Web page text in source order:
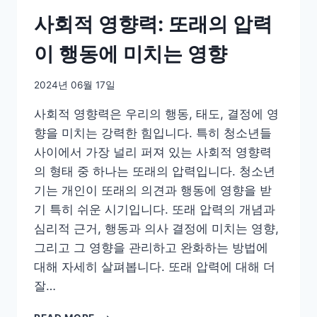
사회적 영향력: 또래의 압력
이 행동에 미치는 영향
2024년 06월 17일
사회적 영향력은 우리의 행동, 태도, 결정에 영
향을 미치는 강력한 힘입니다. 특히 청소년들
사이에서 가장 널리 퍼져 있는 사회적 영향력
의 형태 중 하나는 또래의 압력입니다. 청소년
기는 개인이 또래의 의견과 행동에 영향을 받
기 특히 쉬운 시기입니다. 또래 압력의 개념과
심리적 근거, 행동과 의사 결정에 미치는 영향,
그리고 그 영향을 관리하고 완화하는 방법에
대해 자세히 살펴봅니다. 또래 압력에 대해 더
잘…